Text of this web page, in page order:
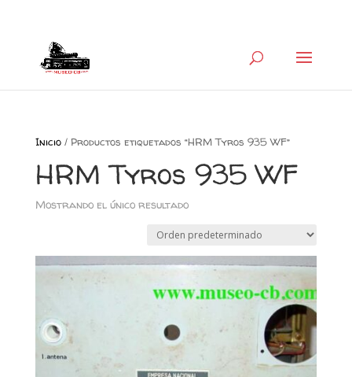
Inicio/ Productos etiquetados “HRM Tyros 935 WF”
HRM Tyros 935 WF
Mostrando el único resultado